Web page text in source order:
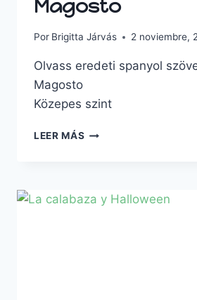
Magosto
Por Brigitta Járvás 2 noviembre,
Olvass eredeti spanyol
Magosto
Közepes szint
LEER MÁS MAGOSTO